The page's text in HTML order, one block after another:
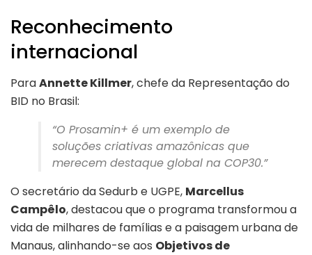
Reconhecimento
internacional
ParaAnnette Killmer, chefe da Representação do
BID no Brasil:
“O Prosamin+ é um exemplo de
soluções criativas amazônicas que
merecem destaque global na COP30.”
O secretário da Sedurb e UGPE, Marcellus
Campêlo, destacou que o programa transformou a
vida de milhares de famílias e a paisagem urbana de
Manaus, alinhando-se aos Objetivos de